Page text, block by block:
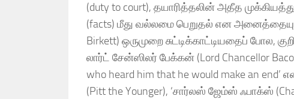
(duty to court), தயாரித்தலின் அதீத
(facts) மீது வல்லமை பெறுதல் என அனைத்தையும்
Birkett) ஒருமுறை சுட்டிக்காட்டியதைப் போல,
லார்ட் சேன்ஸிலர் பேக்கன் (Lord Chancellor
who heard him that he would make an
(Pitt the Younger), ‘சார்லஸ் ஜேம்ஸ் ஃபாக்ஸ்